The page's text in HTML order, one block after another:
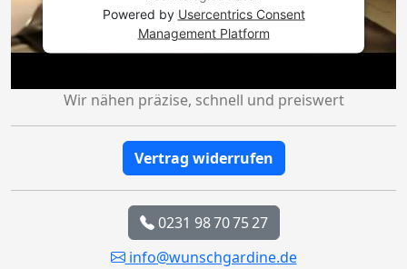
Powered by Usercentrics Consent
Management Platform
Wir nähen präzise, schnell und preiswert
Vertrag widerrufen
0231 98 70 75 27
info@wunschgardine.de